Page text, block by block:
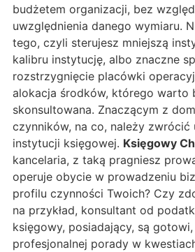
budżetem organizacji, bez
uwzględnienia danego wymiaru.
tego, czyli sterujesz mniejszą
kalibru instytucję, albo znaczne
rozstrzygnięcie placówki
alokacja środków, którego warto
skonsultowana. Znaczącym z
czynników, na co, należy zwrócić
instytucji księgowej. Księgowy
kancelaria, z taką pragniesz
operuje obycie w prowadzeniu
profilu czynności Twoich? Czy
na przykład, konsultant od
księgowy, posiadający, są
profesjonalnej porady w